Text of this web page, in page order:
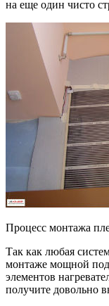
на еще один чисто
Процесс монтажа
Так как любая
монтаже мощной
элементов
получите довольно